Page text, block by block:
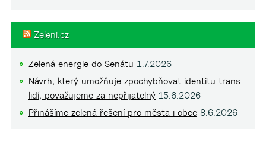
Zeleni.cz
Zelená energie do Senátu 1.7.2026
Návrh, který umožňuje zpochybňovat identitu trans
lidí, považujeme za nepřijatelný 15.6.2026
Přinášíme zelená řešení pro města i obce 8.6.2026